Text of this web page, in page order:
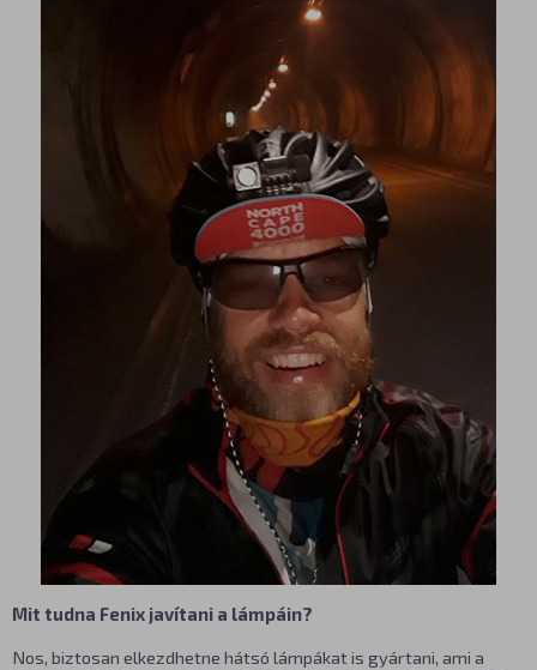
Mit tudna Fenix javítani a lámpáin?
Nos, biztosan elkezdhetne hátsó lámpákat is gyártani, ami a